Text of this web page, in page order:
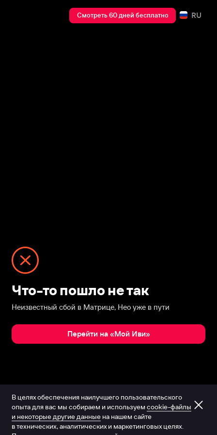
Смотреть 60 дней бесплатно RU
Что-то пошло не так
Неизвестный сбой в Матрице, Нео уже в пути
Перейти на «Мой Иви»
В целях обеспечения наилучшего пользовательского
опыта для вас мы собираем и используем cookie-файлы
и некоторые другие данные на нашем сайте
в технических, аналитических и маркетинговых целях.